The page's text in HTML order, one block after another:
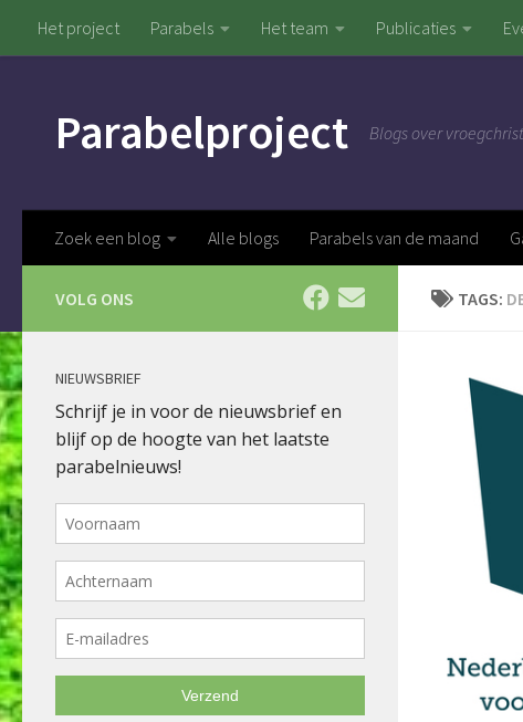
Doorgaan naar inhoud
Het project Parabels Het team Publicaties
Parabelproject Blogs over
Zoek een blog Alle blogs Parabels van de maand
TAGS:
VOLG ONS
NIEUWSBRIEF